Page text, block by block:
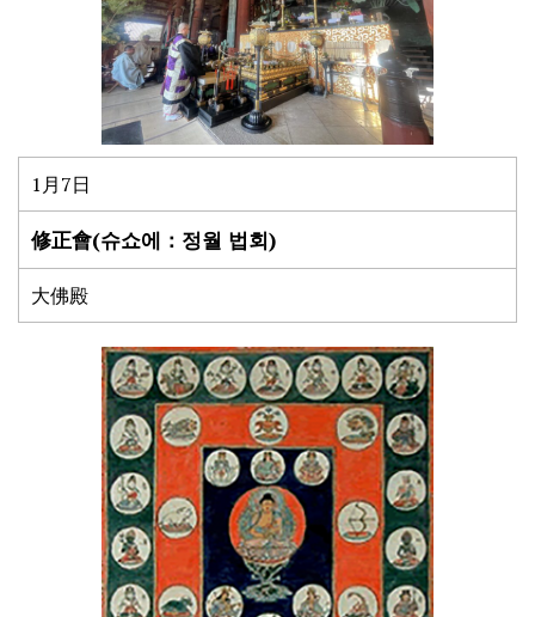
1月7日
修正會(슈쇼에：정월 법회)
大佛殿